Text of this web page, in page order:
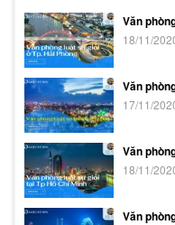
Văn
18/11/
Văn
17/11/
Văn
18/11/
Văn